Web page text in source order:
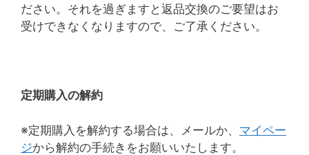
ださい。それを過ぎますと返品交換のご要望はお
受けできなくなりますので、ご了承ください。
定期購入の解約
※定期購入を解約する場合は、メールか、 マイペー
ジから解約の手続きをお願いいたします。